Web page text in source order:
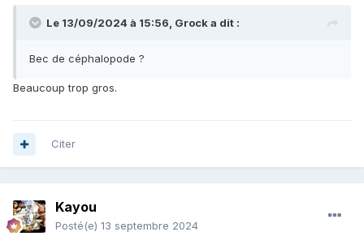
Le 13/09/2024 à 15:56, Grocka dit :
Bec de céphalopode ?
Beaucoup trop gros.
Citer
Kayou
Posté(e) 13 septembre 2024